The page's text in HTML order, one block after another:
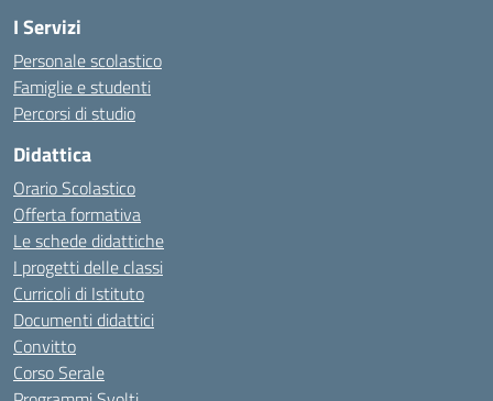
I Servizi
Personale scolastico
Famiglie e studenti
Percorsi di studio
Didattica
Orario Scolastico
Offerta formativa
Le schede didattiche
I progetti delle classi
Curricoli di Istituto
Documenti didattici
Convitto
Corso Serale